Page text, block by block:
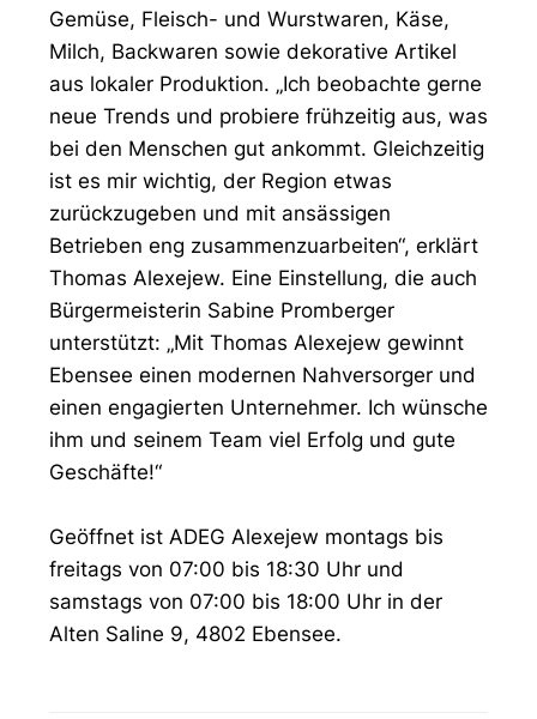
Gemüse, Fleisch- und Wurstwaren, Käse,
Milch, Backwaren sowie dekorative Artikel
aus lokaler Produktion. „Ich beobachte gerne
neue Trends und probiere frühzeitig aus, was
bei den Menschen gut ankommt. Gleichzeitig
ist es mir wichtig, der Region etwas
zurückzugeben und mit ansässigen
Betrieben eng zusammenzuarbeiten“, erklärt
Thomas Alexejew. Eine Einstellung, die auch
Bürgermeisterin Sabine Promberger
unterstützt: „Mit Thomas Alexejew gewinnt
Ebensee einen modernen Nahversorger und
einen engagierten Unternehmer. Ich wünsche
ihm und seinem Team viel Erfolg und gute
Geschäfte!“
Geöffnet ist ADEG Alexejew montags bis
freitags von 07:00 bis 18:30 Uhr und
samstags von 07:00 bis 18:00 Uhr in der
Alten Saline 9, 4802 Ebensee.